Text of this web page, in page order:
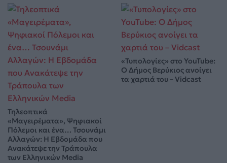
Τηλεοπτικά
«Μαγειρέματα», Ψηφιακοί
Πόλεμοι και ένα… Τσουνάμι
Αλλαγών: Η Εβδομάδα που
Ανακάτεψε την Τράπουλα
των Ελληνικών Media
«Τυπολογίες» στο YouTube:
Ο Δήμος Βερύκιος ανοίγει
τα χαρτιά του – Vidcast